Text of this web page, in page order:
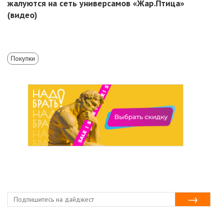
жалуются на сеть универсамов «Жар.Птица»
(видео)
Покупки